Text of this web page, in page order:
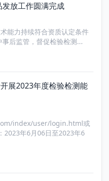
放工作圆满完成
能力持续符合资质认定条件
后监管，督促检验检测...
展2023年度检验检测能
index/user/login.html或
2023年6月06日至2023年6